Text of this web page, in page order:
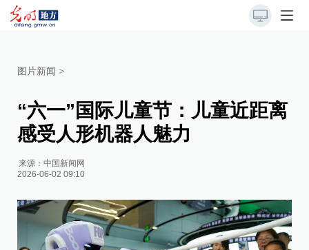
图片新闻 >
“六一”国际儿童节：儿童近距离
感受人形机器人魅力
来源：中国新闻网
2026-06-02 09:10